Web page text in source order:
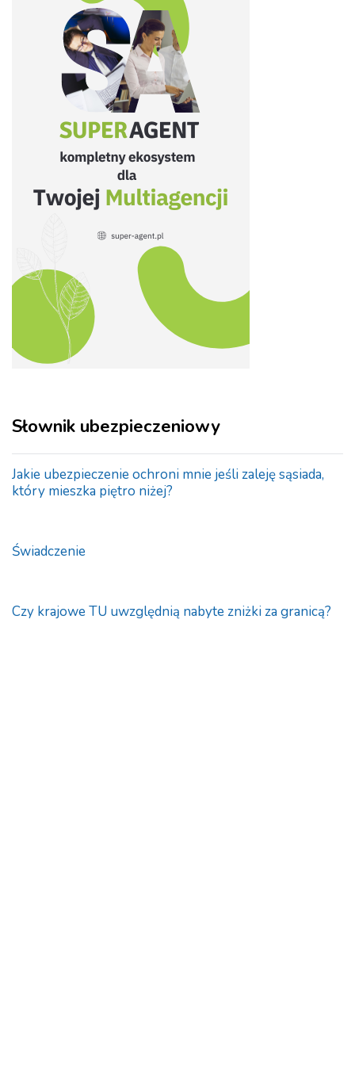
Słownik ubezpieczeniowy
Jakie ubezpieczenie ochroni mnie jeśli zaleję sąsiada,
który mieszka piętro niżej?
Świadczenie
Czy krajowe TU uwzględnią nabyte zniżki za granicą?